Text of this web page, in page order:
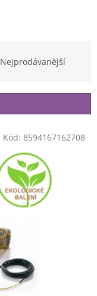
Nejprodávanější
Kód: 8594167162708